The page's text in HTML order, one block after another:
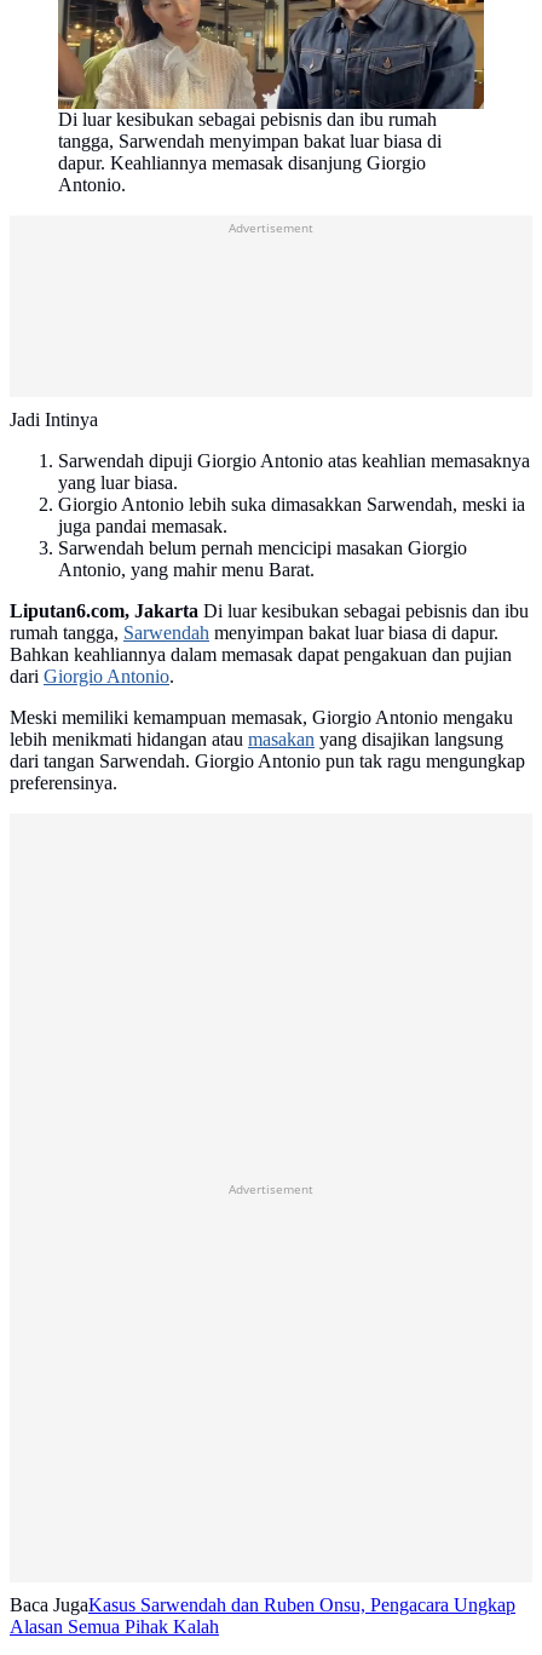
Di luar kesibukan sebagai pebisnis dan ibu rumah
tangga, Sarwendah menyimpan bakat luar biasa di
dapur. Keahliannya memasak disanjung Giorgio
Antonio.
Advertisement
Jadi Intinya
Sarwendah dipuji Giorgio Antonio atas keahlian memasaknya
yang luar biasa.
Giorgio Antonio lebih suka dimasakkan Sarwendah, meski ia
juga pandai memasak.
Sarwendah belum pernah mencicipi masakan Giorgio
Antonio, yang mahir menu Barat.
Liputan6.com, Jakarta Di luar kesibukan sebagai pebisnis dan ibu
rumah tangga, Sarwendah menyimpan bakat luar biasa di dapur.
Bahkan keahliannya dalam memasak dapat pengakuan dan pujian
dari Giorgio Antonio.
Meski memiliki kemampuan memasak, Giorgio Antonio mengaku
lebih menikmati hidangan atau masakan yang disajikan langsung
dari tangan Sarwendah. Giorgio Antonio pun tak ragu mengungkap
preferensinya.
Advertisement
Baca JugaKasus Sarwendah dan Ruben Onsu, Pengacara Ungkap
Alasan Semua Pihak Kalah